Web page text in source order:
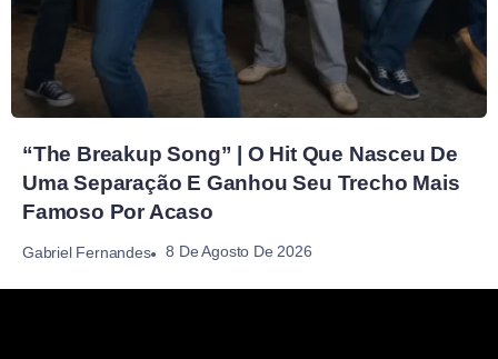
“The Breakup Song” | O Hit Que Nasceu De
Uma Separação E Ganhou Seu Trecho Mais
Famoso Por Acaso
Gabriel Fernandes 8 De Agosto De 2026